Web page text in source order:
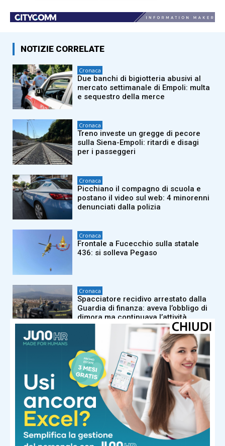
NOTIZIE CORRELATE
Cronaca
Due banchi di bigiotteria abusivi al
mercato settimanale di Empoli: multa
e sequestro della merce
Cronaca
Treno investe un gregge di pecore
sulla Siena-Empoli: ritardi e disagi
per i passeggeri
Cronaca
Picchiano il compagno di scuola e
postano il video sul web: 4 minorenni
denunciati dalla polizia
Cronaca
Frontale a Fucecchio sulla statale
436: si solleva Pegaso
Cronaca
Spacciatore recidivo arrestato dalla
Guardia di finanza: aveva l’obbligo di
dimora ma continuava l’attività
Via alle operazioni per il varo del
nuovo ponte sull’Arno fra Capraia e
Limite e Montelupo
Cronaca
Riciclava il denaro della Mala del
Brenta: condannato, confiscati beni
per due milioni di euro